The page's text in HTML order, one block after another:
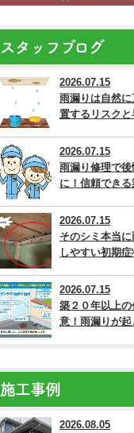
スタッフブログ
2026.07.15
雨漏りは自然
置するリスク
2026.07.15
雨漏り修理で
に！信頼でき
2026.07.15
そのシミ本当
しやすい初期
2026.07.15
築２０年以上
意！雨漏りが
施工事例
2026.08.05